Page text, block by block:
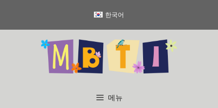
츠
한국어
메뉴